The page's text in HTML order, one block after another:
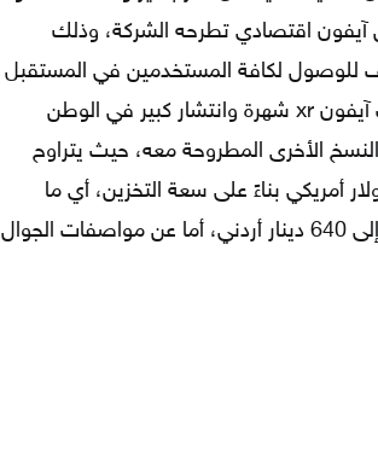
اقتصادي تطرحه الشركة، وذلك
للوصول لكافة المستخدمين في المستقبل
وإنتاج نسخ آيفون تناسب جميع الفئات، مما أكسب آيفون xr شهرة وانتشار كبير في الوطن
الأخرى المطروحة معه، حيث يتراوح
ما بين 750 دولار أمريكي وحتى 900 دولار أمريكي بناءً على سعة التخزين، أي ما
يعادل 2800 إلى 3400 ريال سعودي تقريبًا، و530 إلى 640 دينار أردني، أما عن مواصفات الجوال